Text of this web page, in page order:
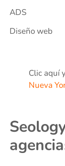
ADS
Diseño web
Clic aquí
Nueva